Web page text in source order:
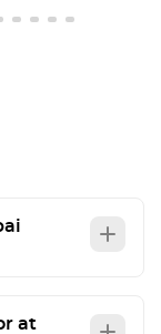
and
at